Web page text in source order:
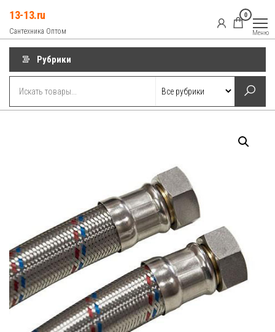
содержимому
13-13.ru
Сантехника Оптом
0
Меню
Рубрики